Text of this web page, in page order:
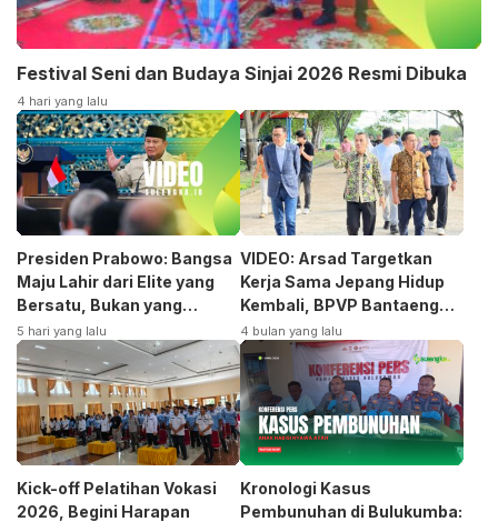
Festival Seni dan Budaya Sinjai 2026 Resmi Dibuka
4 hari yang lalu
Presiden Prabowo: Bangsa
Maju Lahir dari Elite yang
Bersatu, Bukan yang
Terpecah
5 hari yang lalu
VIDEO: Arsad Targetkan
Kerja Sama Jepang Hidup
Kembali, BPVP Bantaeng
Siap Bangkitkan Jurusan
Otomotif
4 bulan yang lalu
Kick-off Pelatihan Vokasi
2026, Begini Harapan
Kronologi Kasus
Pembunuhan di Bulukumba: